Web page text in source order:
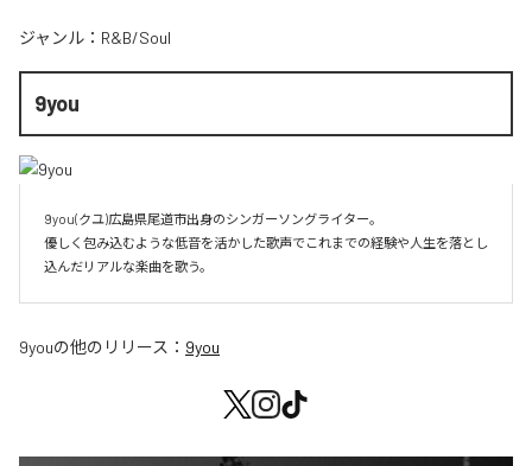
ジャンル： R&B/Soul
9you
9you(クユ)広島県尾道市出身のシンガーソングライター。
優しく包み込むような低音を活かした歌声でこれまでの経験や人生を落とし
込んだリアルな楽曲を歌う。
9youの他のリリース： 9you